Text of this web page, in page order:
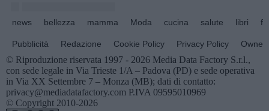
news bellezza mamma Moda cucina salute libri
Pubblicità Redazione Cookie Policy Privacy Policy
© Riproduzione riservata 1997 - 2026 Media Data Factory S.r.l.,
con sede legale in Via Trieste 1/A – Padova (PD) e sede operativa
in Via XX Settembre 7 – Monza (MB); dati di contatto:
privacy@mediadatafactory.com P.IVA 09595010969
© Copyright 2010-2026